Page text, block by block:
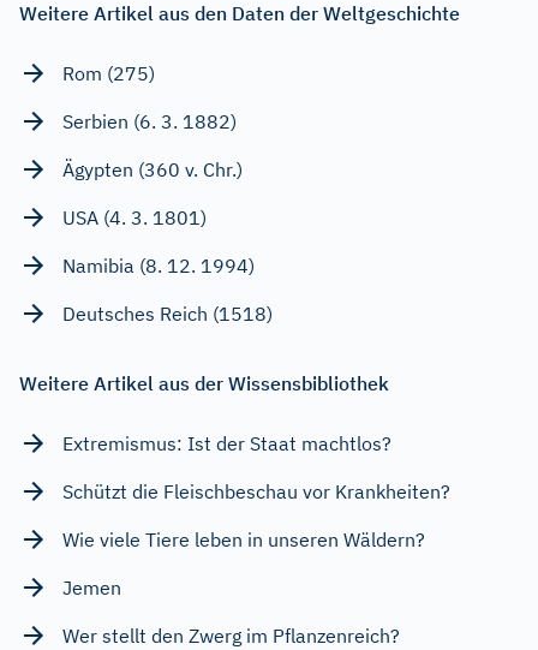
Weitere Artikel aus den Daten der Weltgeschichte
Rom (275)
Serbien (6. 3. 1882)
Ägypten (360 v. Chr.)
USA (4. 3. 1801)
Namibia (8. 12. 1994)
Deutsches Reich (1518)
Weitere Artikel aus der Wissensbibliothek
Extremismus: Ist der Staat machtlos?
Schützt die Fleischbeschau vor Krankheiten?
Wie viele Tiere leben in unseren Wäldern?
Jemen
Wer stellt den Zwerg im Pflanzenreich?